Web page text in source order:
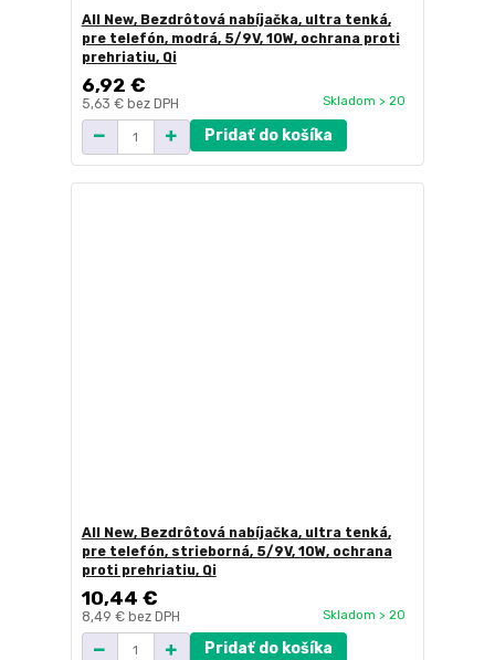
All New, Bezdrôtová nabíjačka, ultra tenká,
pre telefón, modrá, 5/9V, 10W, ochrana proti
prehriatiu, Qi
6,92 €
5,63 € bez DPH Skladom > 20
Pridať do košíka
All New, Bezdrôtová nabíjačka, ultra tenká,
pre telefón, strieborná, 5/9V, 10W, ochrana
proti prehriatiu, Qi
10,44 €
8,49 € bez DPH Skladom > 20
Pridať do košíka